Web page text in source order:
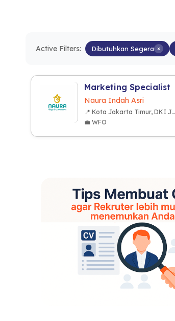
Active Filters: Dibutuhkan Segera ×
Marketing Specialist
Naura Indah Asri
📍 Kota Jakarta Timur, DKI Jakarta
💼 WFO